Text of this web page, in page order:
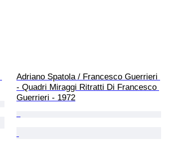
Adriano Spatola / Francesco Guerrieri
- Quadri Miraggi Ritratti Di Francesco
Guerrieri - 1972